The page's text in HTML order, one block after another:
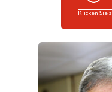
Klicken Sie